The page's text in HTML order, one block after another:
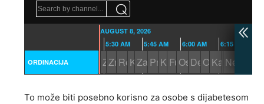
To može biti posebno korisno za osobe s dijabetesom